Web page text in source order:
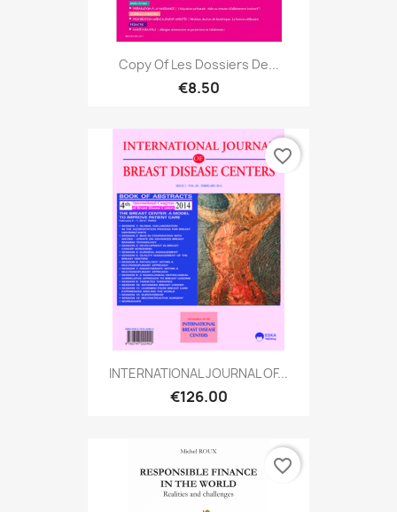
Copy Of Les Dossiers De...
€8.50
INTERNATIONAL JOURNAL OF...
€126.00
favorite_border
favorite_border